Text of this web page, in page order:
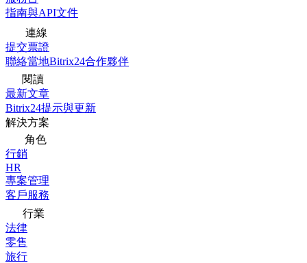
指南與API文件
連線
提交票證
聯絡當地Bitrix24合作夥伴
閱讀
最新文章
Bitrix24提示與更新
解決方案
角色
行銷
HR
專案管理
客戶服務
行業
法律
零售
旅行